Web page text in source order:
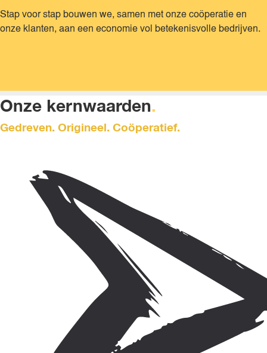
Stap voor stap bouwen we, samen met onze coöperatie en
onze klanten, aan een economie vol betekenisvolle bedrijven.
Onze kernwaarden.
Gedreven. Origineel. Coöperatief.